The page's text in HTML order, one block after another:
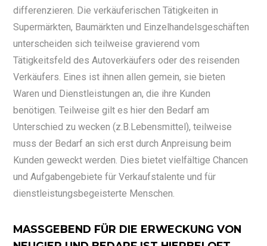
differenzieren. Die verkäuferischen Tätigkeiten in
Supermärkten, Baumärkten und Einzelhandelsgeschäften
unterscheiden sich teilweise gravierend vom
Tätigkeitsfeld des Autoverkäufers oder des reisenden
Verkäufers. Eines ist ihnen allen gemein, sie bieten
Waren und Dienstleistungen an, die ihre Kunden
benötigen. Teilweise gilt es hier den Bedarf am
Unterschied zu wecken (z.B.Lebensmittel), teilweise
muss der Bedarf an sich erst durch Anpreisung beim
Kunden geweckt werden. Dies bietet vielfältige Chancen
und Aufgabengebiete für Verkaufstalente und für
dienstleistungsbegeisterte Menschen.
MASSGEBEND FÜR DIE ERWECKUNG VON N